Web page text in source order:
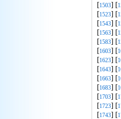
[1503] [
[1523] [
[1543] [
[1563] [
[1583] [
[1603] [
[1623] [
[1643] [
[1663] [
[1683] [
[1703] [
[1723] [
[1743] [